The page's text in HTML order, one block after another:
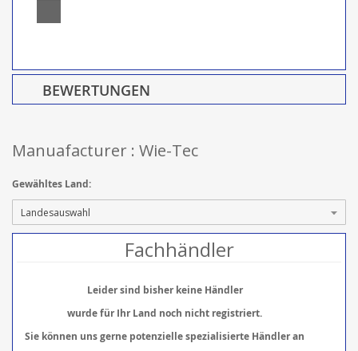
BEWERTUNGEN
Manuafacturer : Wie-Tec
Gewähltes Land:
Fachhändler
Leider sind bisher keine Händler
wurde für Ihr Land noch nicht registriert.
Sie können uns gerne potenzielle spezialisierte Händler an